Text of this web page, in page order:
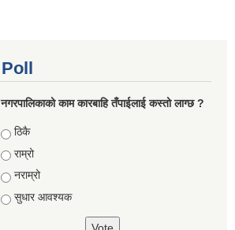
Poll
नगरपालिकाको काम कारबाहि तँपाईलाई कस्तो लाग्छ ?
Choices
ठिकै
राम्रो
नराम्रो
सुधार आवश्यक